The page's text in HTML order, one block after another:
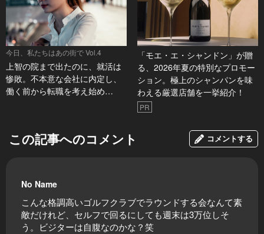
今日、私たちはあの街で Vol.4
上智の院まで出たのに、就活は
惨敗。不本意な会社に内定し、
働く前から転職を考え始め…
「モエ・エ・シャンドン」が贈
る、2026年夏の特別なプロモー
ション。極上のシャンパンを味
わえる厳選店舗を一挙紹介！
PR
この記事へのコメント コメントする
No Name
こんな格調高いゴルフクラブでラウンドする会なんて素
敵だけれど、セルフで回るにしても週末は3万位しそ
う。ビジターは自腹なのかな？笑